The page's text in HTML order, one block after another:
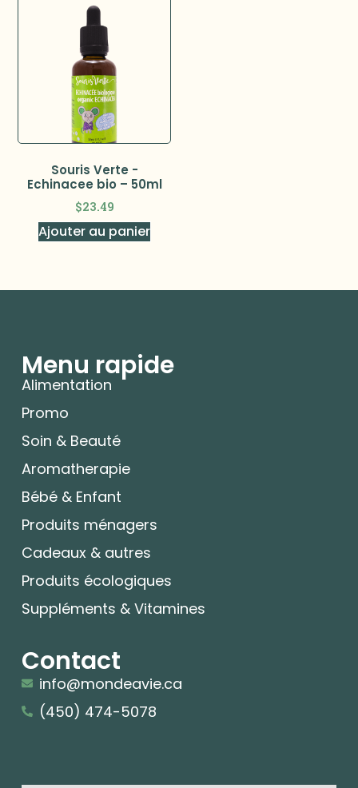
Souris Verte -
Echinacee bio – 50ml
$23.49
Ajouter au panier
Menu rapide
Alimentation
Promo
Soin & Beauté
Aromatherapie
Bébé & Enfant
Produits ménagers
Cadeaux & autres
Produits écologiques
Suppléments & Vitamines
Contact
info@mondeavie.ca
(450) 474-5078